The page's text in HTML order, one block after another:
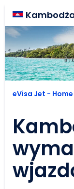
eVisa Jet - Home